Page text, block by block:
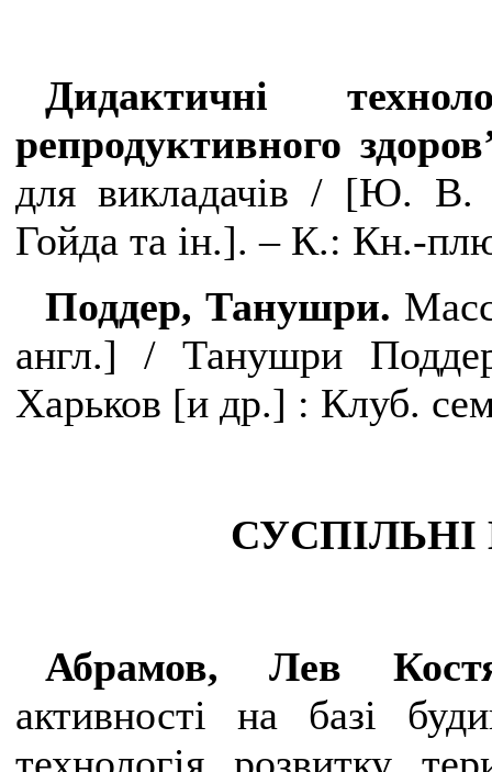
Дидактичні
репродуктивного
для викладачів / [Ю. В.
Гойда та ін.]. – К.: Кн.-
Поддер, Танушри.
англ.] / Танушри
Харьков [и др.] : Клуб.
Абрамов, Лев
активності на базі